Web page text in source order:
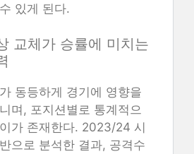
있게 된다.
교체가 승률에 미치는
동등하게 경기에 영향을
며, 포지션별로 통계적으
가 존재한다. 2023/24 시
으로 분석한 결과, 공격수